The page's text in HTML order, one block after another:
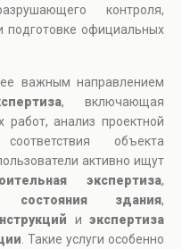
контроля,
подготовке официальных
важным направлением
, включающая
работ, анализ проектной
объекта
активно ищут
экспертиза,
состояния здания,
и экспертиза
. Такие услуги особенно